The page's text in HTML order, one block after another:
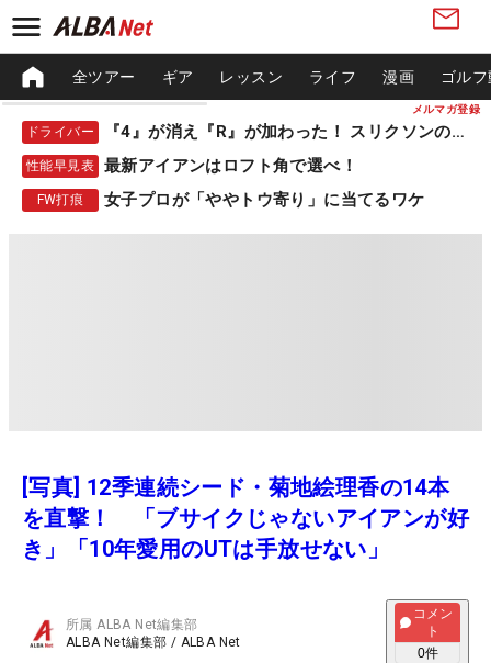
メルマガ登録
全ツアー ギア レッスン ライフ 漫画 ゴル
ドライバー 『4』が消え『R』が加わった！ スリクソンの新作
性能早見表 最新アイアンはロフト角で選べ！
FW打痕 女子プロが「ややトウ寄り」に当てるワケ
[写真] 12季連続シード・菊地絵理香の14本
を直撃！ 「ブサイクじゃないアイアンが好
き」「10年愛用のUTは手放せない」
所属ALBA Net編集部
ALBA Net編集部 / ALBA Net
コメン
ト
0件